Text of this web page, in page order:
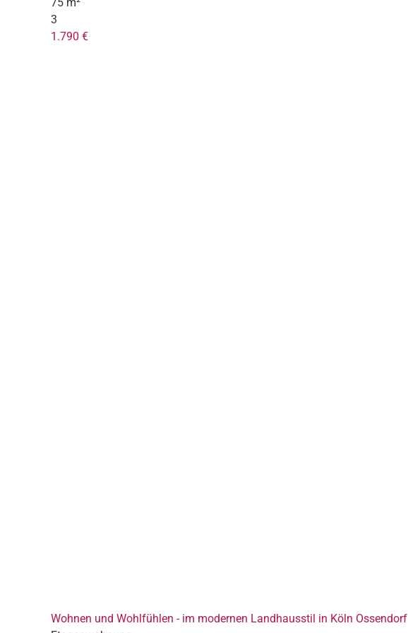
3
1.790 €
Wohnen und Wohlfühlen - im modernen Landhausstil in Köln Ossendorf